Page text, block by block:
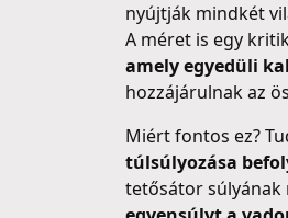
nyújtják mindkét
A méret is egy
amely egyedüli
hozzájárulnak az
Miért fontos ez?
túlsúlyozása
tetősátor súlyának